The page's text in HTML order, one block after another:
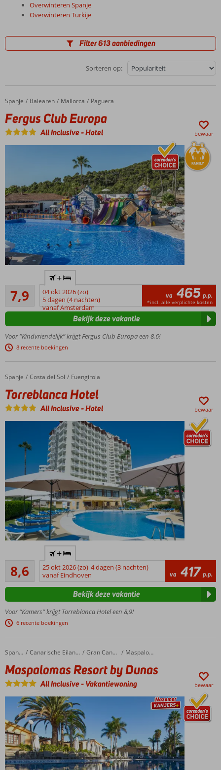
Overwinteren Spanje
Overwinteren Turkije
Filter 613 aanbiedingen
Sorteren op:
Home
Spanje Balearen Mallorca Paguera
Fergus Club Europa
Fergus Club Europa
All Inclusive-Hotel bewaar
familieresort
met volop
faciliteiten
voor de kids
afstand van
Paguera,
shuttleservice
Gevarieerd
kamer
of suite
met
Magnus
service
7,9
839
beoordelingen
+
04 okt 2026 (zo)
5 dagen (4 nachten)
vanaf Amsterdam
va 465 p.p.
*incl. alle verplichte kosten
Voor “Kindvriendelijk” krijgt Fergus Club Europa een 8,6!
8 recente boekingen
Bekijk deze vakantie
Home
Spanje Costa del Sol Fuengirola
Torreblanca Hotel
Torreblanca Hotel
All Inclusive-Hotel bewaar
loopafstand
van het
strand en
de
Treinstation
om de hoek
Torremolinos
of Malaga
tuin met 2
zwembaden
inclusive
genieten!
8,6
Aanrader
969
beoordelingen
+
25 okt 2026 (zo) 4 dagen (3 nachten)
vanaf Eindhoven
va 417 p.p.
Voor “Kamers” krijgt Torreblanca Hotel een 8,9!
6 recente boekingen
Bekijk deze vakantie
Home Spanje Canarische Eilanden Gran Canaria Maspalomas
Maspalomas Resort by Dunas
Maspalomas Resort by Dunas
All Inclusive-Vakantiewoning bewaar